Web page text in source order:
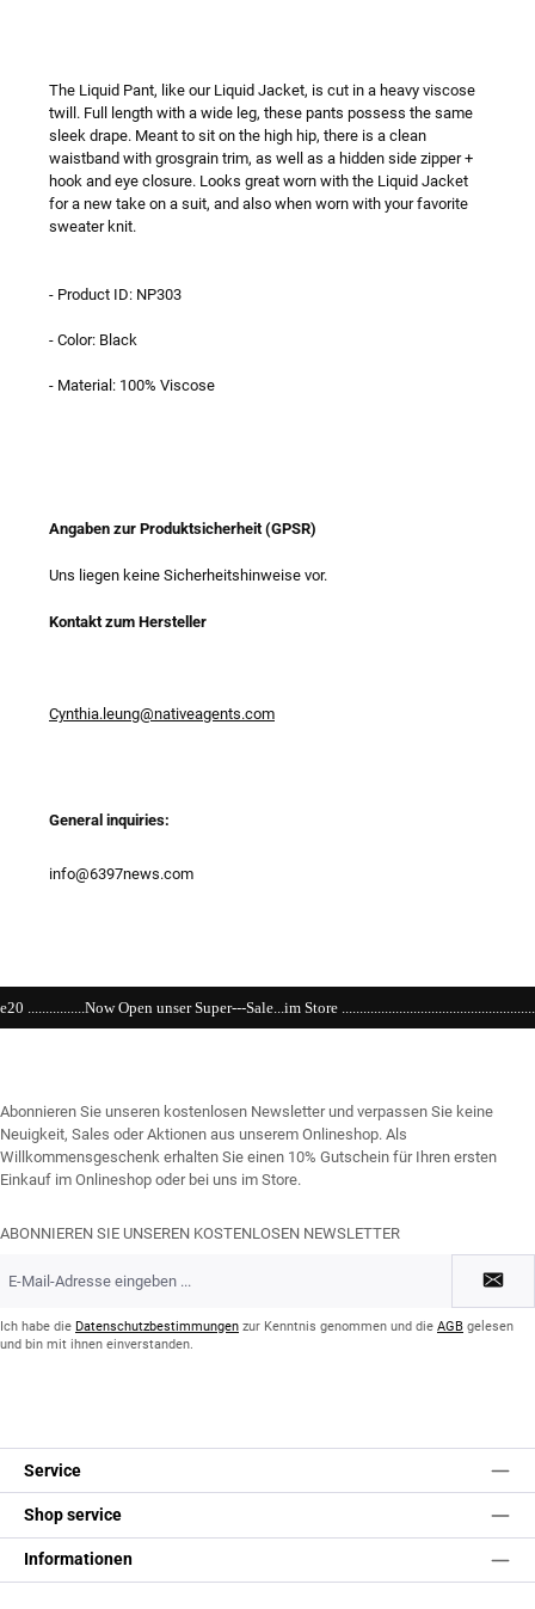
The Liquid Pant, like our Liquid Jacket, is cut in a heavy viscose
twill. Full length with a wide leg, these pants possess the same
sleek drape. Meant to sit on the high hip, there is a clean
waistband with grosgrain trim, as well as a hidden side zipper +
hook and eye closure. Looks great worn with the Liquid Jacket
for a new take on a suit, and also when worn with your favorite
sweater knit.
- Product ID: NP303
- Color: Black
- Material: 100% Viscose
Angaben zur Produktsicherheit (GPSR)
Uns liegen keine Sicherheitshinweise vor.
Kontakt zum Hersteller
Cynthia.leung@nativeagents.com
General inquiries:
info@6397news.com
unser Super---Sale...im Store
Abonnieren Sie unseren kostenlosen Newsletter und verpassen Sie keine
Neuigkeit, Sales oder Aktionen aus unserem Onlineshop. Als
Willkommensgeschenk erhalten Sie einen 10% Gutschein für Ihren ersten
Einkauf im Onlineshop oder bei uns im Store.
ABONNIEREN SIE UNSEREN KOSTENLOSEN NEWSLETTER
Mail-
*Ich habe die Datenschutzbestimmungen zur Kenntnis genommen und die AGB gelesen
und bin mit ihnen einverstanden.
Service
Shop service
Informationen